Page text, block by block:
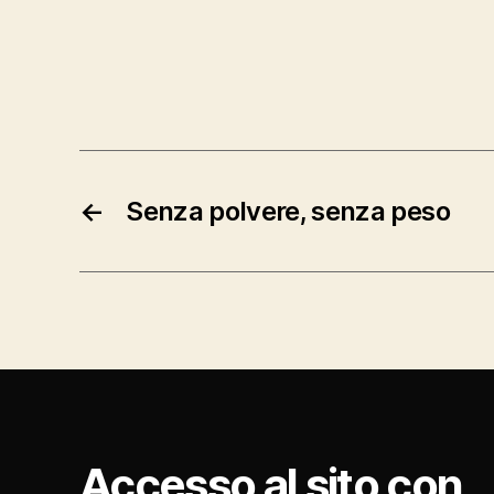
← Senza polvere, senza peso